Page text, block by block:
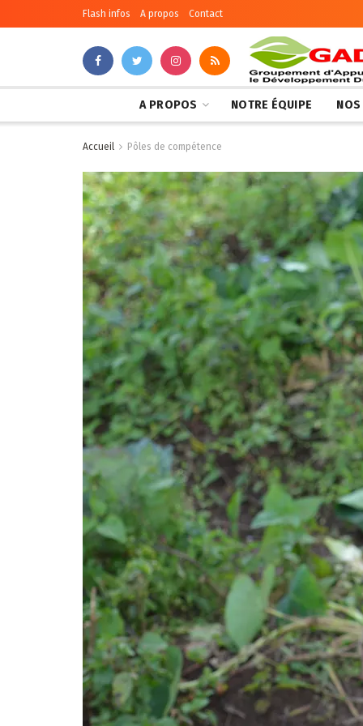
Flash infos A propos Contact
A PROPOS NOTRE ÉQUIPE NOS
Accueil Pôles de compétence